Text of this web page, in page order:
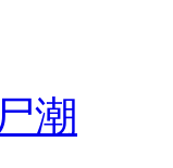
潮